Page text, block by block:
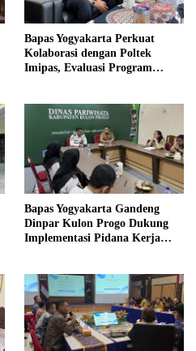
Bapas Yogyakarta Perkuat
Kolaborasi dengan Poltek
Imipas, Evaluasi Program
Bapas Yogyakarta Gandeng
Dinpar Kulon Progo Dukung
Implementasi Pidana Kerja